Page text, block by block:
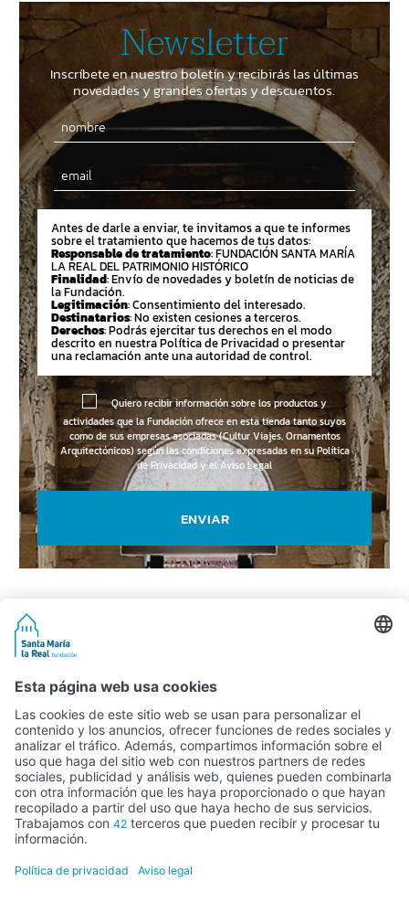
Newsletter
Inscríbete en nuestro boletín y recibirás las últimas
novedades y grandes ofertas y descuentos.
Email
Antes de darle a enviar, te invitamos a que te informes
sobre el tratamiento que hacemos de tus datos:
Responsable de tratamiento: FUNDACIÓN SANTA MARÍA
LA REAL DEL PATRIMONIO HISTÓRICO
Finalidad: Envío de novedades y boletín de noticias de
la Fundación.
Legitimación: Consentimiento del interesado.
Destinatarios: No existen cesiones a terceros.
Derechos: Podrás ejercitar tus derechos en el modo
descrito en nuestra Política de Privacidad o presentar
una reclamación ante una autoridad de control.
Quiero recibir información sobre los productos y
actividades que la Fundación ofrece en esta tienda tanto suyos
como de sus empresas asociadas (Cultur Viajes, Ornamentos
Arquitectónicos) según las condiciones expresadas en suPolítica
de Privacidad y el Aviso Legal
ENVIAR
Actividad subvencionada por el Ministerio de Educación, Cultura y
Deporte